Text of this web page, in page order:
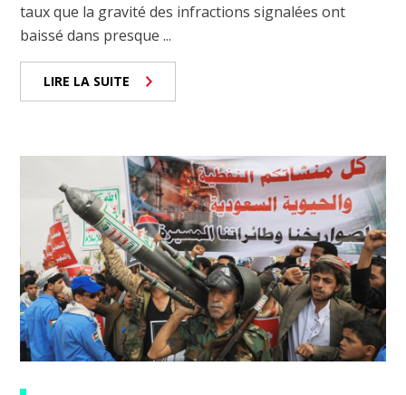
taux que la gravité des infractions signalées ont
baissé dans presque ...
LIRE LA SUITE